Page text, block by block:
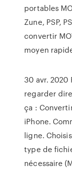
portables
Zune, PSP,
convertir
moyen
30 avr. 2020
regarder
ça :
iPhone.
ligne.
type de
nécessaire